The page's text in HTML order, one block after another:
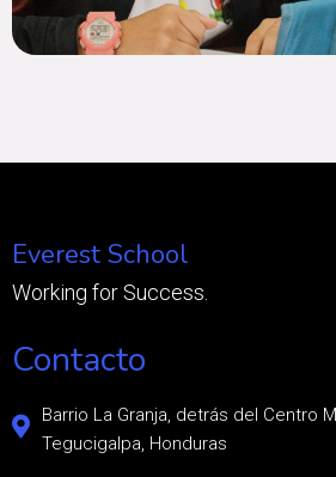
Everest School
Working for Success.
Contacto
Barrio La Granja, detrás del Centro
Tegucigalpa, Honduras